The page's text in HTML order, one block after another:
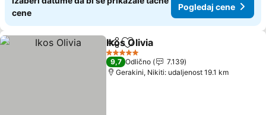
cene
Pogledaj cene
Deli Dodati u favorite
Ikos Olivia
5 Zvezdice
9,7 Odlično
7.139
Gerakini, Nikiti: udaljenost 19.1 km